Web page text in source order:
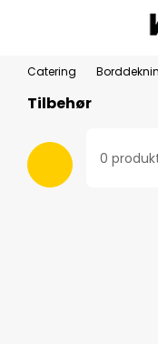
Catering
Tilbehør
0